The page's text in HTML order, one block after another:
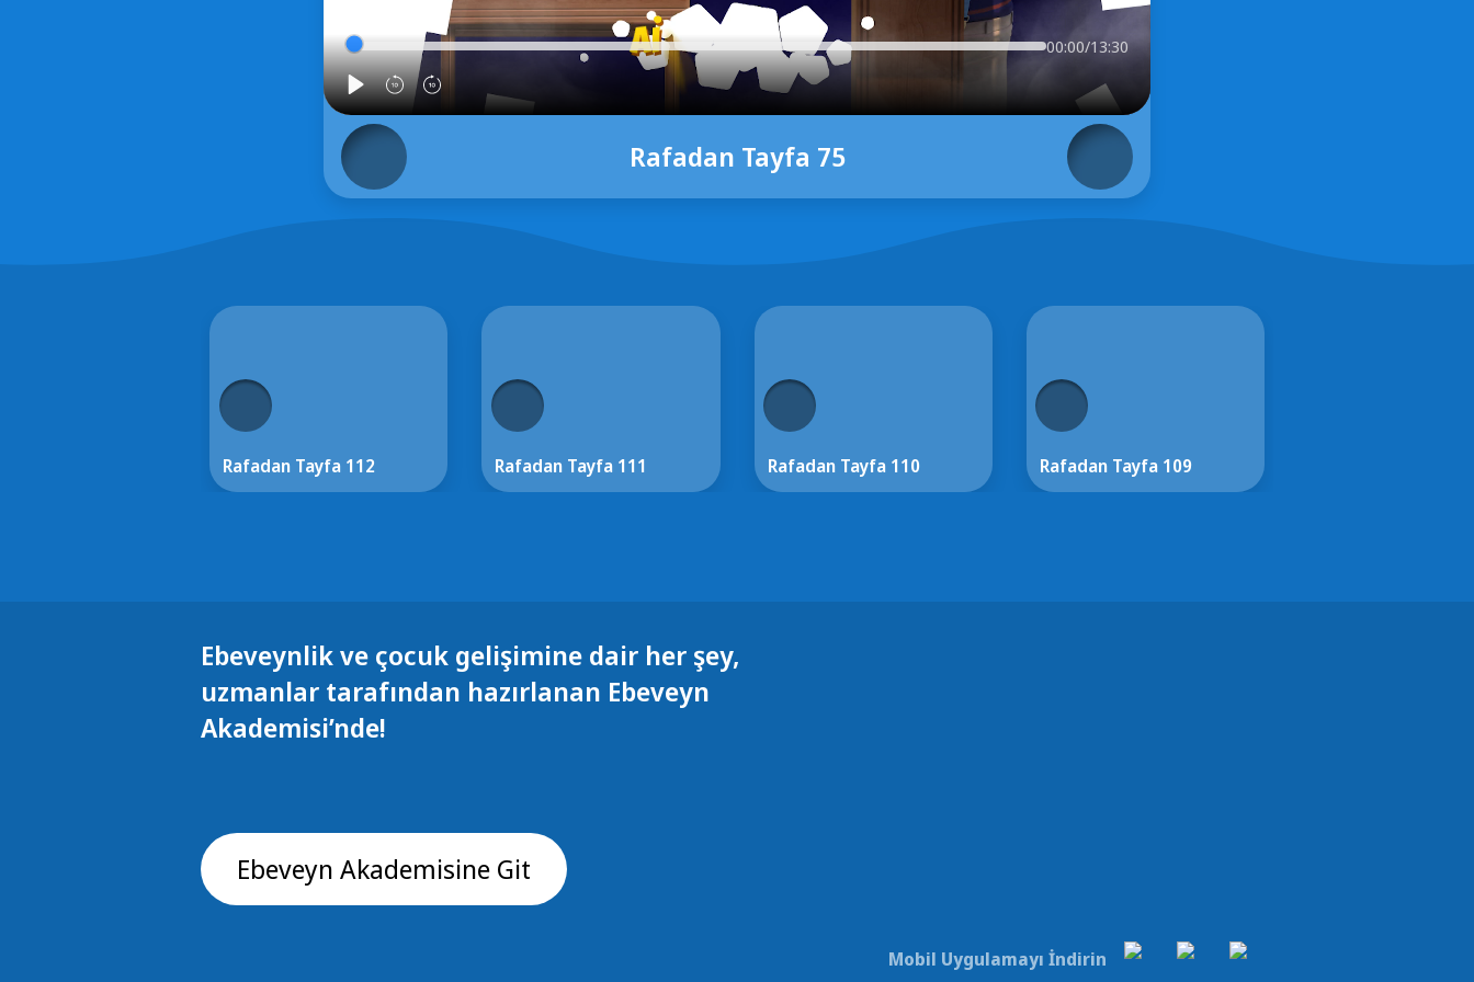
00:00/13:30
Rafadan Tayfa 75
Rafadan Tayfa 112 Rafadan Tayfa 111 Rafadan Tayfa 110 Rafadan Tayfa 109
Ebeveynlik ve çocuk gelişimine dair her şey,
uzmanlar tarafından hazırlanan Ebeveyn
Akademisi’nde!
Ebeveyn Akademisine Git
Mobil Uygulamayı İndirin